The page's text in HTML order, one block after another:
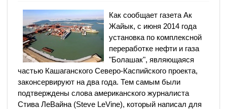
Как сообщает газета Ак
Жайык, с июня 2014 года
установка по комплексной
переработке нефти и газа
"Болашак", являющаяся
частью Кашаганского Северо-Каспийского проекта,
законсервируют на два года. Тем самым были
подтверждены слова американского журналиста
Стива ЛеВайна (Steve LeVine), который написал для